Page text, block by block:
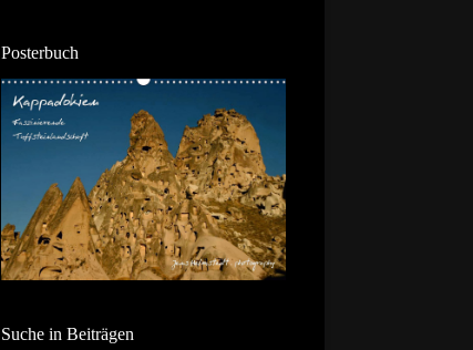
Posterbuch
Suche in Beiträgen